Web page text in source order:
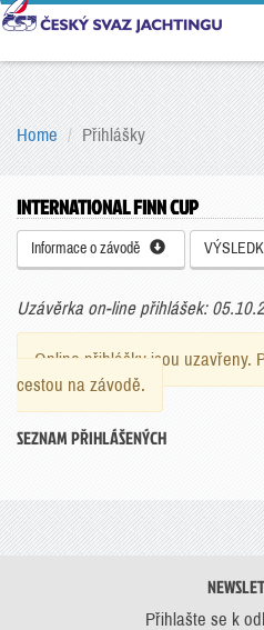
Home Přihlášky
INTERNATIONAL FINN CUP
Informace o závodě
Uzávěrka on-line přihlášek:
Online přihlášky jsou uzavřeny.
cestou na závodě.
SEZNAM PŘIHLÁŠENÝCH
Přihlašte se k